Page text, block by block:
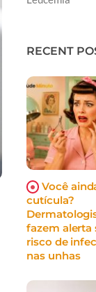
RECENT
Você
cutícula?
fazem alerta
risco de
nas unhas